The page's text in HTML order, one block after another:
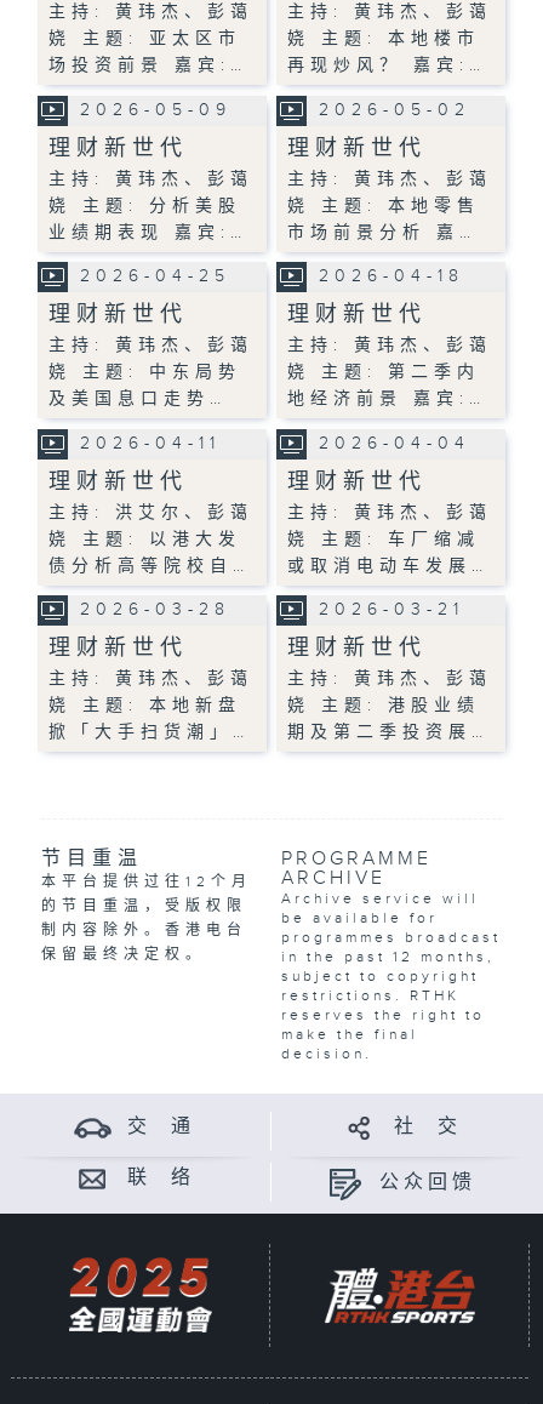
主持: 黄玮杰、彭蔼
娆 主题: 亚太区市
场投资前景 嘉宾:…
主持: 黄玮杰、彭蔼
娆 主题: 本地楼市
再现炒风？ 嘉宾:…
2026-05-09
理财新世代
主持: 黄玮杰、彭蔼
娆 主题: 分析美股
业绩期表现 嘉宾:…
2026-05-02
理财新世代
主持: 黄玮杰、彭蔼
娆 主题: 本地零售
市场前景分析 嘉…
2026-04-25
理财新世代
主持: 黄玮杰、彭蔼
娆 主题: 中东局势
及美国息口走势…
2026-04-18
理财新世代
主持: 黄玮杰、彭蔼
娆 主题: 第二季内
地经济前景 嘉宾:…
2026-04-11
理财新世代
主持: 洪艾尔、彭蔼
娆 主题: 以港大发
债分析高等院校自…
2026-04-04
理财新世代
主持: 黄玮杰、彭蔼
娆 主题: 车厂缩减
或取消电动车发展…
2026-03-28
理财新世代
主持: 黄玮杰、彭蔼
娆 主题: 本地新盘
掀「大手扫货潮」…
2026-03-21
理财新世代
主持: 黄玮杰、彭蔼
娆 主题: 港股业绩
期及第二季投资展…
节目重温
本平台提供过往12个月
的节目重温，受版权限
制内容除外。香港电台
保留最终决定权。
PROGRAMME
ARCHIVE
Archive service will
be available for
programmes broadcast
in the past 12 months,
subject to copyright
restrictions. RTHK
reserves the right to
make the final
decision.
交 通 社 交
联 络 公众回馈